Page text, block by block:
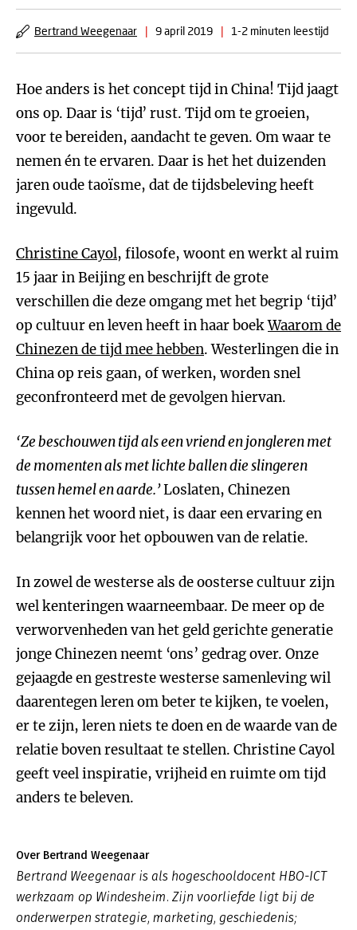
Bertrand Weegenaar | 9 april 2019 | 1-2 minuten leestijd
Hoe anders is het concept tijd in China! Tijd jaagt
ons op. Daar is ‘tijd’ rust. Tijd om te groeien,
voor te bereiden, aandacht te geven. Om waar te
nemen én te ervaren. Daar is het het duizenden
jaren oude taoïsme, dat de tijdsbeleving heeft
ingevuld.
Christine Cayol, filosofe, woont en werkt al ruim
15 jaar in Beijing en beschrijft de grote
verschillen die deze omgang met het begrip ‘tijd’
op cultuur en leven heeft in haar boekWaarom de
Chinezen de tijd mee hebben. Westerlingen die in
China op reis gaan, of werken, worden snel
geconfronteerd met de gevolgen hiervan.
‘Ze beschouwen tijd als een vriend en jongleren met
de momenten als met lichte ballen die slingeren
tussen hemel en aarde.’Loslaten, Chinezen
kennen het woord niet, is daar een ervaring en
belangrijk voor het opbouwen van de relatie.
In zowel de westerse als de oosterse cultuur zijn
wel kenteringen waarneembaar. De meer op de
verworvenheden van het geld gerichte generatie
jonge Chinezen neemt ‘ons’ gedrag over. Onze
gejaagde en gestreste westerse samenleving wil
daarentegen leren om beter te kijken, te voelen,
er te zijn, leren niets te doen en de waarde van de
relatie boven resultaat te stellen. Christine Cayol
geeft veel inspiratie, vrijheid en ruimte om tijd
anders te beleven.
Over Bertrand Weegenaar
Bertrand Weegenaar is als hogeschooldocent HBO-ICT
werkzaam op Windesheim. Zijn voorliefde ligt bij de
onderwerpen strategie, marketing, geschiedenis;